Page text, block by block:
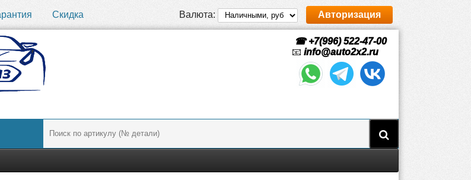
Скидка Валюта: Авторизация
☎ +7(996) 522-47-00
📧 info@auto2x2.ru